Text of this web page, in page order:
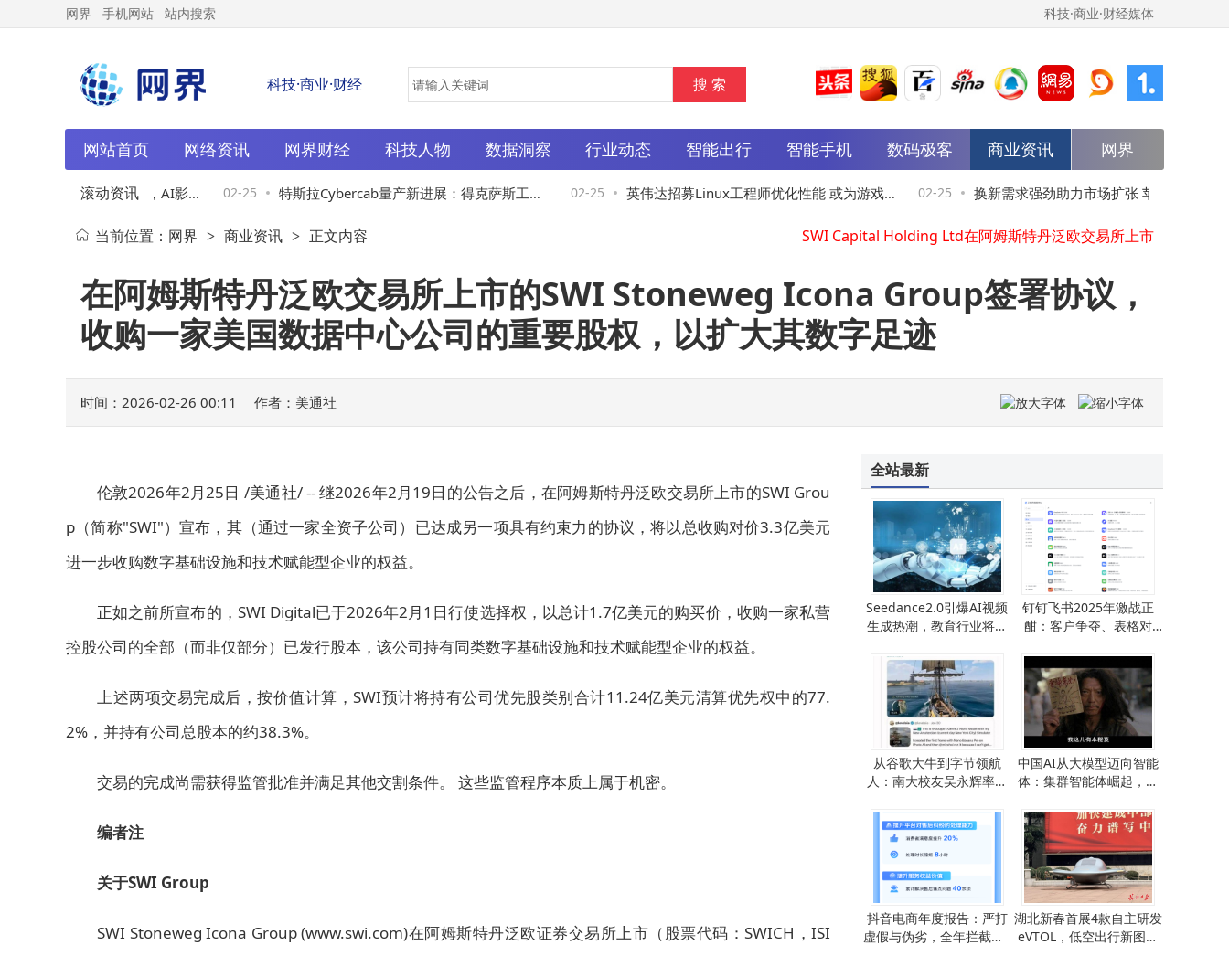
网界 手机网站 站内搜索 科技·商业·财经媒体
科技·商业·财经
网站首页 网络资讯 网界财经 科技人物 数据洞察 行业动态 智能出行 智能手机 数码极客 商业资讯 网界
滚动资讯
将登场：防窥屏领衔，AI影像 02-25 特斯拉Cybercab量产新进展：得克萨斯工厂
航拍现3辆无方向盘车型
02-25 英伟达招募Linux工程师优化性能 或为游戏 02-25 换新需求强劲助力市场扩张 苹果iPhone去年
欧洲份额达27%创历史新高
水母量化上线变品种投递功能，正式具备跨品种联动与套利交易能力
TheSportExchange宣布计划在纳斯达克直接上市
IBM推出AI智能体驱动的FlashSystem全闪存产品组合，开启"自主存储"新时代
BridgeWise收购Context Analytics
SWI Capital Holding Ltd在阿姆斯特丹泛欧交易所上市
Tower Capital Asia宣布对数字身份及移动应用安全领域的领军企业V-Key进行多数股权投资
Enfinity将Eiffel债券融资额扩大至1.83亿美元
当前位置： 网界 > 商业资讯 > 正文内容
在阿姆斯特丹泛欧交易所上市的SWI Stoneweg Icona Group签署协议，
收购一家美国数据中心公司的重要股权，以扩大其数字足迹
时间：2026-02-26 00:11 作者：美通社
伦敦2026年2月25日 /美通社/ -- 继2026年2月19日的公告之后，在阿姆斯特丹泛欧交易所上市的SWI Grou
p（简称"SWI"）宣布，其（通过一家全资子公司）已达成另一项具有约束力的协议，将以总收购对价3.3亿美元
进一步收购数字基础设施和技术赋能型企业的权益。
正如之前所宣布的，SWI Digital已于2026年2月1日行使选择权，以总计1.7亿美元的购买价，收购一家私营
控股公司的全部（而非仅部分）已发行股本，该公司持有同类数字基础设施和技术赋能型企业的权益。
上述两项交易完成后，按价值计算，SWI预计将持有公司优先股类别合计11.24亿美元清算优先权中的77.
2%，并持有公司总股本的约38.3%。
交易的完成尚需获得监管批准并满足其他交割条件。 这些监管程序本质上属于机密。
编者注
关于SWI Group
SWI Stoneweg Icona Group (www.swi.com)在阿姆斯特丹泛欧证券交易所上市（股票代码：SWICH，ISI
全站最新
Seedance2.0引爆AI视频
生成热潮，教育行业将迎
钉钉飞书2025年激战正
酣：客户争夺、表格对
从谷歌大牛到字节领航
人：南大校友吴永辉率队
2.0
中国AI从大模型迈向智能
体：集群智能体崛起，能
抖音电商年度报告：严打
虚假与伪劣，全年拦截超4
湖北新春首展4款自主研发
eVTOL，低空出行新图景